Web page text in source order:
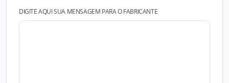
DIGITE AQUI SUA MENSAGEM PARA O FABRICANTE